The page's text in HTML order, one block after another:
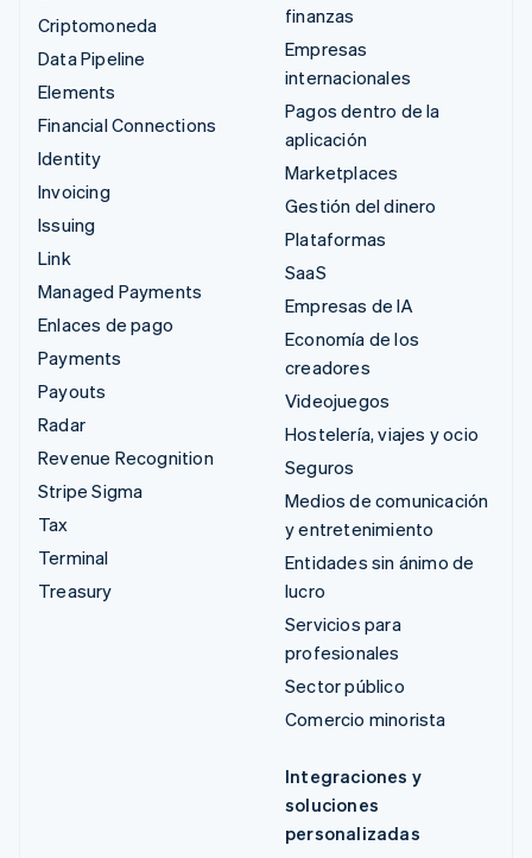
Criptomoneda
Data Pipeline
Elements
Financial Connections
Identity
Invoicing
Issuing
Link
Managed Payments
Enlaces de pago
Payments
Payouts
Radar
Revenue Recognition
Stripe Sigma
Tax
Terminal
Treasury
finanzas
Empresas
internacionales
Pagos dentro de la
aplicación
Marketplaces
Gestión del dinero
Plataformas
SaaS
Empresas de IA
Economía de los
creadores
Videojuegos
Hostelería, viajes y ocio
Seguros
Medios de comunicación
y entretenimiento
Entidades sin ánimo de
lucro
Servicios para
profesionales
Sector público
Comercio minorista
Integraciones y
soluciones
personalizadas